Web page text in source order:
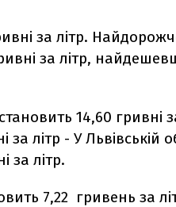
за літр.
за літр,
становить 14,60 гривні
літр - У Львівській
за літр.
7,22 гривень за